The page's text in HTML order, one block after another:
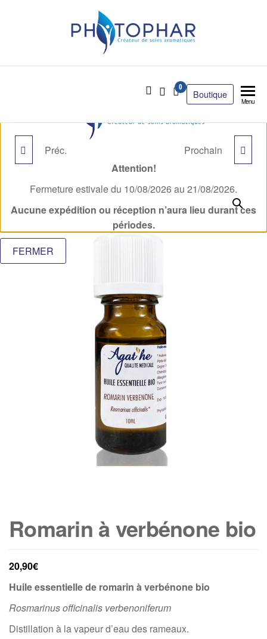
Boutique
0
Menu
ROMARIN OFFICINAL
Préc. SAPIN BAUMIER BIO
Prochain
Romarin à verbénone bio
20,90€
Huile essentielle de romarin à verbénone bio
Rosmarinus officinalis verbenoniferum
Distillation à la vapeur d’eau des rameaux.
Attention!
Fermeture estivale du 10/08/2026 au 21/08/2026.
Aucune expédition ou réception n’aura lieu durant ces
périodes.
FERMER